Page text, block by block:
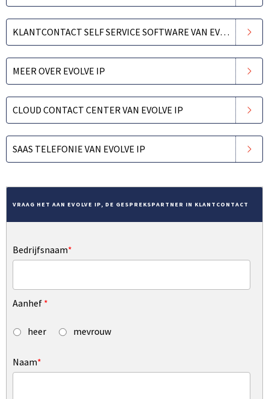
KLANTCONTACT SELF SERVICE SOFTWARE VAN EVOLVE IP
MEER OVER EVOLVE IP
CLOUD CONTACT CENTER VAN EVOLVE IP
SAAS TELEFONIE VAN EVOLVE IP
VRAAG HET AAN EVOLVE IP, DE GESPREKSPARTNER IN KLANTCONTACT
Bedrijfsnaam*
Aanhef *
heer mevrouw
Naam*